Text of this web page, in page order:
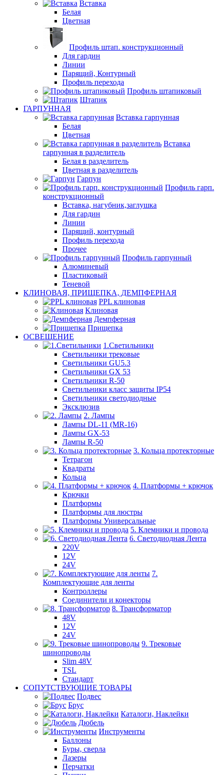
Вставка
Белая
Цветная
Профиль штап. конструкционный
Для гардин
Линии
Парящий, Контурный
Профиль перехода
Профиль штапиковый
Штапик
ГАРПУННАЯ
Вставка гарпунная
Белая
Цветная
Вставка
гарпунная в разделитель
Белая в разделитель
Цветная в разделитель
Гарпун
Профиль гарп.
конструкционный
Вставка, нагубник,заглушка
Для гардин
Линии
Парящий, контурный
Профиль перехода
Прочее
Профиль гарпунный
Алюминевый
Пластиковый
Теневой
КЛИНОВАЯ, ПРИЩЕПКА, ДЕМПФЕРНАЯ
PPL клиновая
Клиновая
Демпферная
Прищепка
ОСВЕЩЕНИЕ
1.Светильники
Светильники трековые
Светильники GU5.3
Светильники GX 53
Светильники R-50
Светильники класс защиты IP54
Светильники светодиодные
Эксклюзив
2. Лампы
Лампы DL-11 (MR-16)
Лампы GX-53
Лампы R-50
3. Кольца протекторные
Тетрагон
Квадраты
Кольца
4. Платформы + крючок
Крючки
Платформы
Платформы для люстры
Платформы Универсальные
5. Клемники и провода
6. Светодиодная Лента
220V
12V
24V
7.
Комплектующие для ленты
Контроллеры
Соединители и конекторы
8. Трансформатор
48V
12V
24V
9. Трековые
шинопроводы
Slim 48V
TSL
Стандарт
СОПУТСТВУЮЩИЕ ТОВАРЫ
Подвес
Брус
Каталоги, Наклейки
Дюбель
Инструменты
Баллоны
Буры, сверла
Лазеры
Перчатки